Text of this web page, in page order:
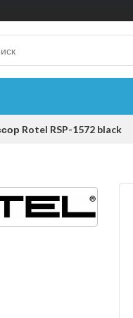
Rotel RSP-1572 black